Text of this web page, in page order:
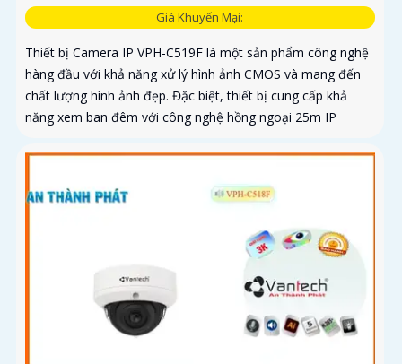
Giá Khuyến Mại:
Thiết bị Camera IP VPH-C519F là một sản phẩm công nghệ
hàng đầu với khả năng xử lý hình ảnh CMOS và mang đến
chất lượng hình ảnh đẹp. Đặc biệt, thiết bị cung cấp khả
năng xem ban đêm với công nghệ hồng ngoại 25m IP